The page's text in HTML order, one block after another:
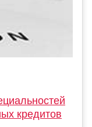
кредитов